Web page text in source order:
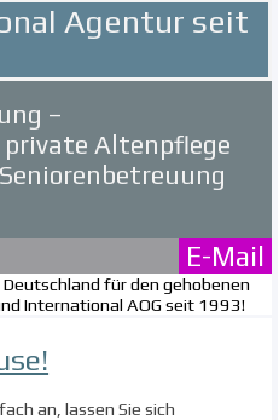
Agentur seit
–
Altenpflege
E-Mail
für den gehobenen
International AOG seit 1993!
an, lassen Sie sich